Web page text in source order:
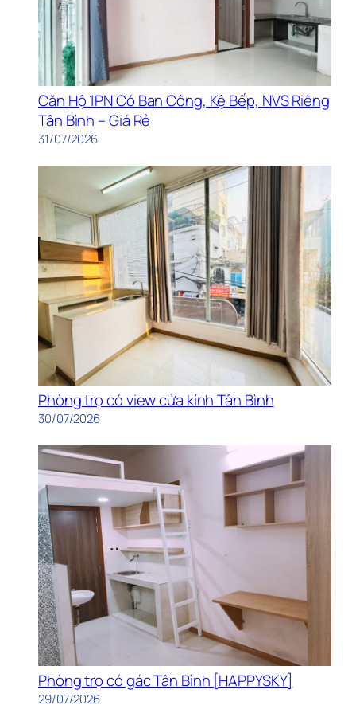
Căn Hộ 1PN Có Ban Công, Kệ Bếp, NVS Riêng
Tân Bình – Giá Rẻ
31/07/2026
Phòng trọ có view cửa kính Tân Bình
30/07/2026
Phòng trọ có gác Tân Bình [HAPPYSKY]
29/07/2026